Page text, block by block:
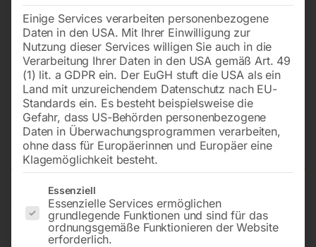
Präz. Messschieber 150 mm
48,00
inkl. MwSt. zzgl.Versandkosten
Einige Services verarbeiten personenbezogene
Daten in den USA. Mit Ihrer Einwilligung zur
Nutzung dieser Services willigen Sie auch in die
Verarbeitung Ihrer Daten in den USA gemäß Art. 49
(1) lit. a GDPR ein. Der EuGH stuft die USA als ein
Land mit unzureichendem Datenschutz nach EU-
Standards ein. Es besteht beispielsweise die
Gefahr, dass US-Behörden personenbezogene
Daten in Überwachungsprogrammen verarbeiten,
ohne dass für Europäerinnen und Europäer eine
Klagemöglichkeit besteht.
Es folgt eine Liste der Service-Gruppen, für die eine
Essenziell
Essenzielle Services ermöglichen
grundlegende Funktionen und sind für das
ordnungsgemäße Funktionieren der Website
erforderlich.